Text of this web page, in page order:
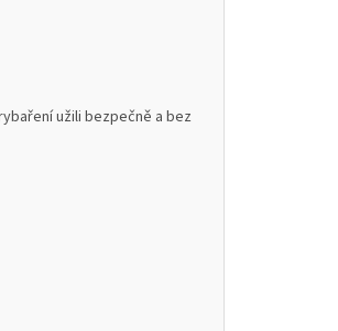
užili bezpečně a bez